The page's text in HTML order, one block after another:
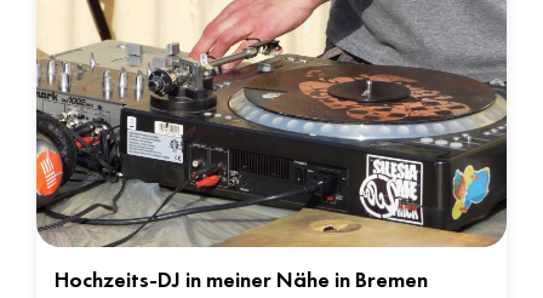
Hochzeits-DJ in meiner Nähe in Bremen